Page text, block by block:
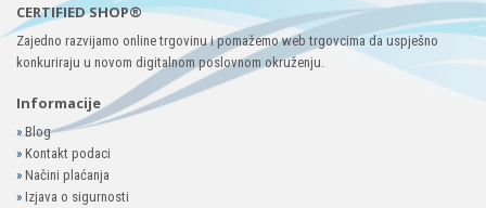
CERTIFIED SHOP®
Zajedno razvijamo online trgovinu i pomažemo web trgovcima da uspješno
konkuriraju u novom digitalnom poslovnom okruženju.
Informacije
»Blog
» Kontakt podaci
» Načini plaćanja
» Izjava o sigurnosti